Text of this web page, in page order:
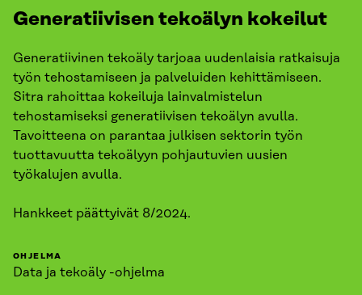
Generatiivisen tekoälyn kokeilut
Generatiivinen tekoäly tarjoaa uudenlaisia ratkaisuja
työn tehostamiseen ja palveluiden kehittämiseen.
Sitra rahoittaa kokeiluja lainvalmistelun
tehostamiseksi generatiivisen tekoälyn avulla.
Tavoitteena on parantaa julkisen sektorin työn
tuottavuutta tekoälyyn pohjautuvien uusien
työkalujen avulla.
Hankkeet päättyivät 8/2024.
OHJELMA
Data ja tekoäly -ohjelma